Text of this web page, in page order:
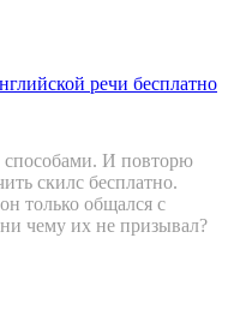
речи бесплатно
И повторю
скилс бесплатно.
только общался с
чему их не призывал?